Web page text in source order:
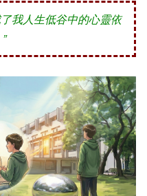
我人生低谷中的心靈依